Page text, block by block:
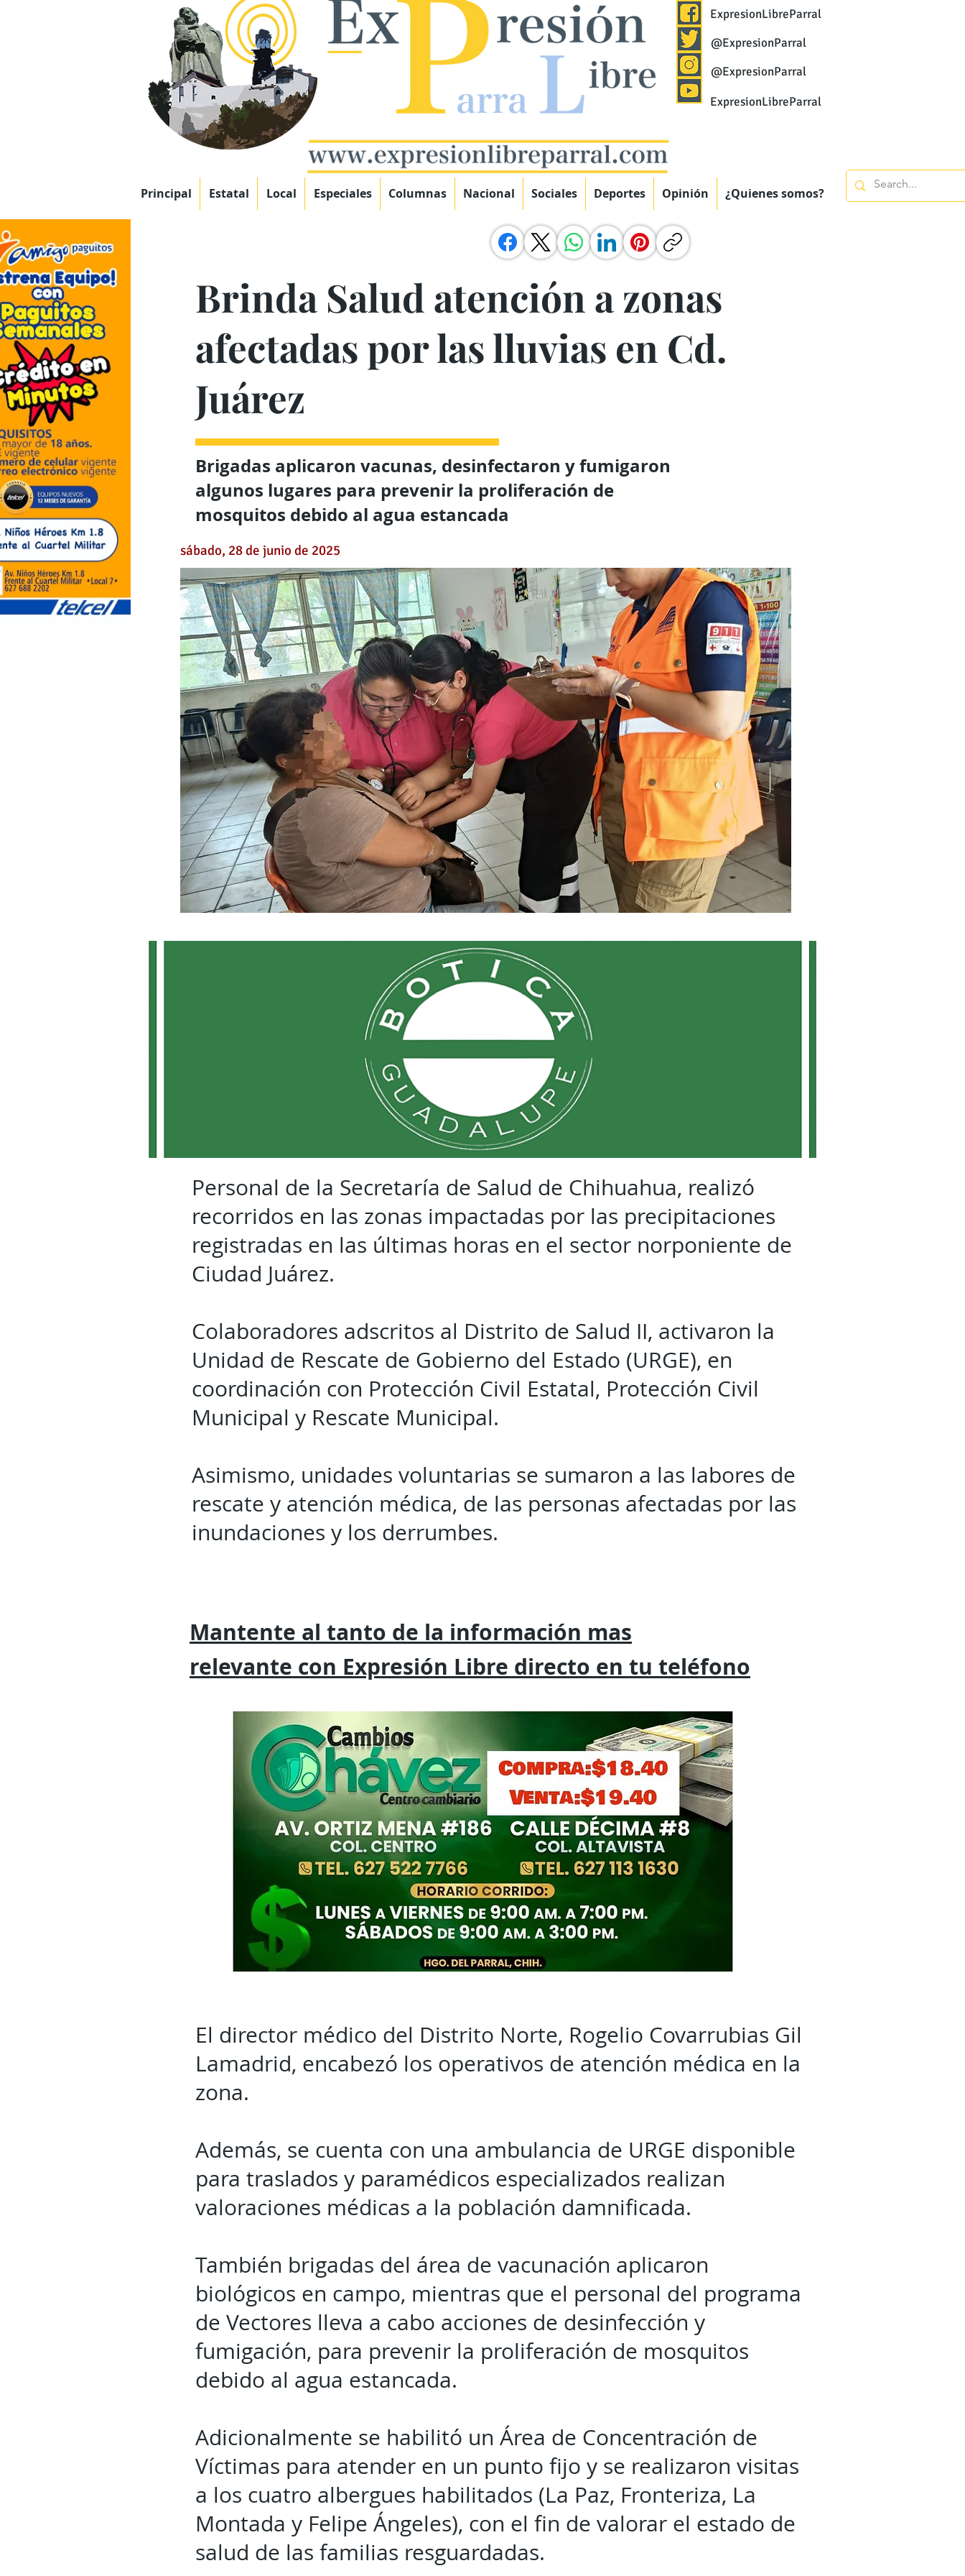
ExpresionLibreParral
@ExpresionParral
@ExpresionParral
ExpresionLibreParral
Principal Estatal Local Especiales Columnas Nacional Sociales Deportes Opinión ¿Quienes somos?
Brinda Salud atención a zonas
afectadas por las lluvias en Cd.
Juárez
Brigadas aplicaron vacunas, desinfectaron y fumigaron
algunos lugares para prevenir la proliferación de
mosquitos debido al agua estancada
sábado, 28 de junio de 2025
Personal de la Secretaría de Salud de Chihuahua, realizó
recorridos en las zonas impactadas por las precipitaciones
registradas en las últimas horas en el sector norponiente de
Ciudad Juárez.
Colaboradores adscritos al Distrito de Salud II, activaron la
Unidad de Rescate de Gobierno del Estado (URGE), en
coordinación con Protección Civil Estatal, Protección Civil
Municipal y Rescate Municipal.
Asimismo, unidades voluntarias se sumaron a las labores de
rescate y atención médica, de las personas afectadas por las
inundaciones y los derrumbes.
Mantente al tanto de la información mas
relevante con Expresión Libre directo en tu teléfono
El director médico del Distrito Norte, Rogelio Covarrubias Gil
Lamadrid, encabezó los operativos de atención médica en la
zona.
Además, se cuenta con una ambulancia de URGE disponible
para traslados y paramédicos especializados realizan
valoraciones médicas a la población damnificada.
También brigadas del área de vacunación aplicaron
biológicos en campo, mientras que el personal del programa
de Vectores lleva a cabo acciones de desinfección y
fumigación, para prevenir la proliferación de mosquitos
debido al agua estancada.
Adicionalmente se habilitó un Área de Concentración de
Víctimas para atender en un punto fijo y se realizaron visitas
a los cuatro albergues habilitados (La Paz, Fronteriza, La
Montada y Felipe Ángeles), con el fin de valorar el estado de
salud de las familias resguardadas.